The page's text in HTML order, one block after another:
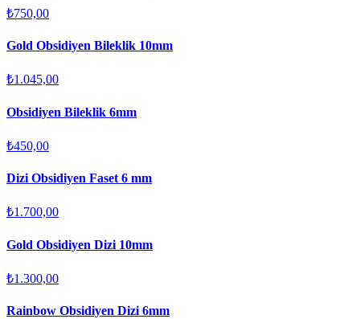
₺750,00
Gold Obsidiyen Bileklik 10mm
₺1.045,00
Obsidiyen Bileklik 6mm
₺450,00
Dizi Obsidiyen Faset 6 mm
₺1.700,00
Gold Obsidiyen Dizi 10mm
₺1.300,00
Rainbow Obsidiyen Dizi 6mm